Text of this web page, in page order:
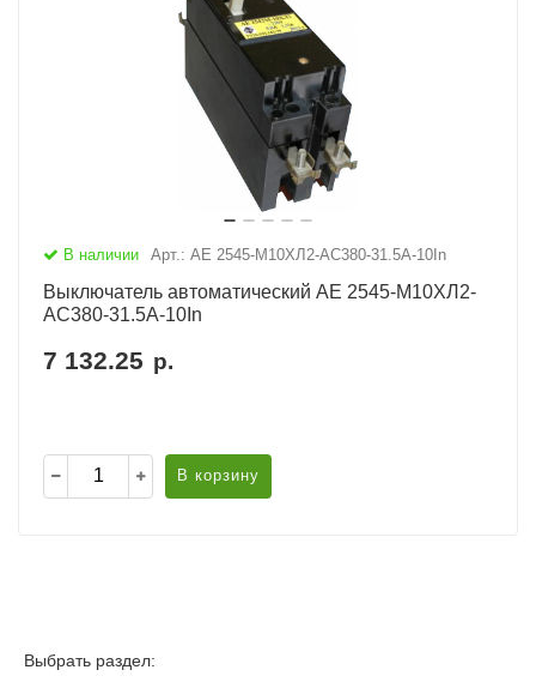
В наличии Арт.: АЕ 2545-М10ХЛ2-AC380-31.5А-10In
Выключатель автоматический АЕ 2545-М10ХЛ2-
AC380-31.5А-10In
7 132.25 р.
В корзину
Выбрать раздел: